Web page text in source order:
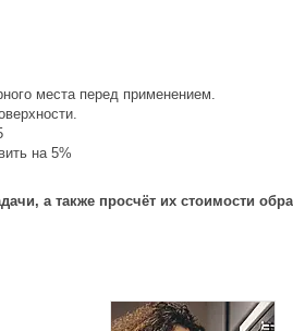
места перед применением.
на 5%
а также просчёт их стоимости